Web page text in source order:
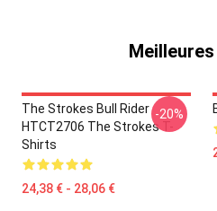
The Strokes Bull Rider
HTCT2706 The Strokes T-
Shirts
24,38 € - 28,06 €
-20%